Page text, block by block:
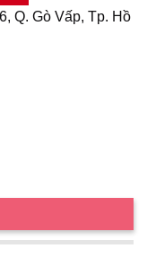
Q. Gò Vấp, Tp. Hồ